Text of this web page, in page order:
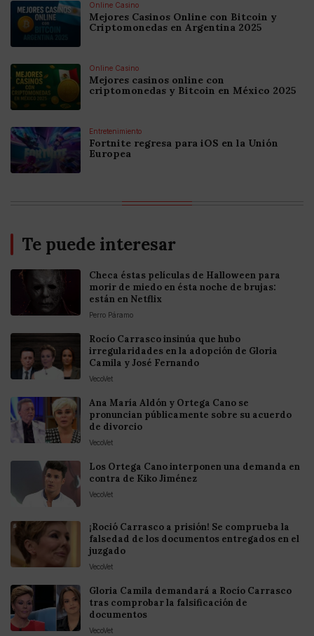
Online Casino
Mejores Casinos Online con Bitcoin y
Criptomonedas en Argentina 2025
Online Casino
Mejores casinos online con
criptomonedas y Bitcoin en México 2025
Entretenimiento
Fortnite regresa para iOS en la Unión
Europea
Te puede interesar
Checa éstas películas de Halloween para
morir de miedo en ésta noche de brujas:
están en Netflix
Perro Páramo
Rocío Carrasco insinúa que hubo
irregularidades en la adopción de Gloria
Camila y José Fernando
VecoVet
Ana María Aldón y Ortega Cano se
pronuncian públicamente sobre su acuerdo
de divorcio
VecoVet
Los Ortega Cano interponen una demanda en
contra de Kiko Jiménez
VecoVet
¡Roció Carrasco a prisión! Se comprueba la
falsedad de los documentos entregados en el
juzgado
VecoVet
Gloria Camila demandará a Rocío Carrasco
tras comprobar la falsificación de
documentos
VecoVet